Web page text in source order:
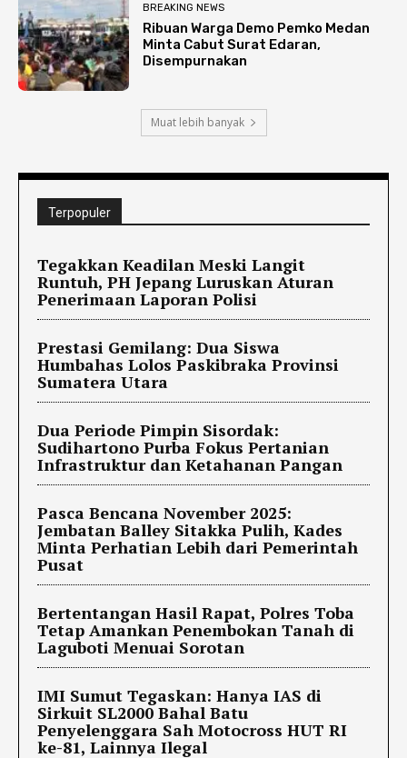
BREAKING NEWS
Ribuan Warga Demo Pemko Medan
Minta Cabut Surat Edaran,
Disempurnakan
Muat lebih banyak
Terpopuler
Tegakkan Keadilan Meski Langit
Runtuh, PH Jepang Luruskan Aturan
Penerimaan Laporan Polisi
Prestasi Gemilang: Dua Siswa
Humbahas Lolos Paskibraka Provinsi
Sumatera Utara
Dua Periode Pimpin Sisordak:
Sudihartono Purba Fokus Pertanian
Infrastruktur dan Ketahanan Pangan
Pasca Bencana November 2025:
Jembatan Balley Sitakka Pulih, Kades
Minta Perhatian Lebih dari Pemerintah
Pusat
Bertentangan Hasil Rapat, Polres Toba
Tetap Amankan Penembokan Tanah di
Laguboti Menuai Sorotan
IMI Sumut Tegaskan: Hanya IAS di
Sirkuit SL2000 Bahal Batu
Penyelenggara Sah Motocross HUT RI
ke-81, Lainnya Ilegal